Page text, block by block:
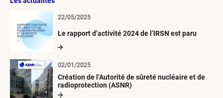
Le rapport d’activité 2024 de l’IRSN est paru
22/05/2025
Création de l’Autorité de sûreté nucléaire et de
radioprotection (ASNR)
02/01/2025